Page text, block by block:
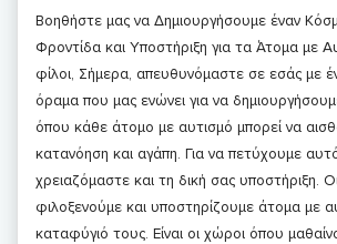
Βοηθήστε μας να Δημιουργήσουμε έναν
Φροντίδα και Υποστήριξη για τα Άτομα με
φίλοι, Σήμερα, απευθυνόμαστε σε εσάς με
όραμα που μας ενώνει για να
όπου κάθε άτομο με αυτισμό μπορεί να
κατανόηση και αγάπη. Για να πετύχουμε
χρειαζόμαστε και τη δική σας υποστήριξη.
φιλοξενούμε και υποστηρίζουμε άτομα με
καταφύγιό τους. Είναι οι χώροι όπου